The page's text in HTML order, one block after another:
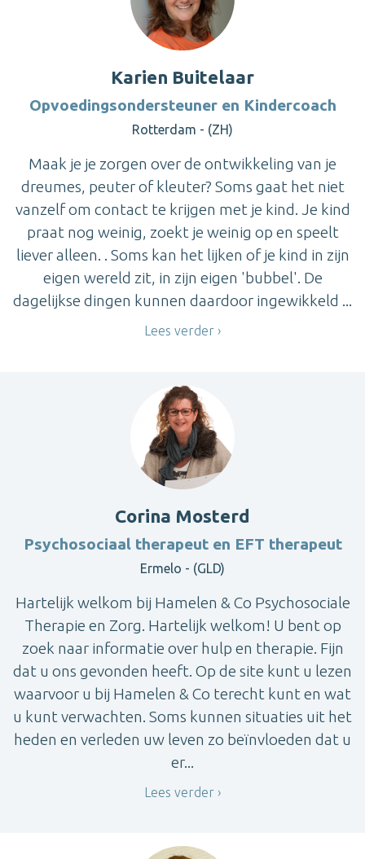
Karien Buitelaar
Opvoedingsondersteuner en Kindercoach
Rotterdam - (ZH)
Maak je je zorgen over de ontwikkeling van je
dreumes, peuter of kleuter? Soms gaat het niet
vanzelf om contact te krijgen met je kind. Je kind
praat nog weinig, zoekt je weinig op en speelt
liever alleen. . Soms kan het lijken of je kind in zijn
eigen wereld zit, in zijn eigen 'bubbel'. De
dagelijkse dingen kunnen daardoor ingewikkeld ...
Lees verder
Corina Mosterd
Psychosociaal therapeut en EFT therapeut
Ermelo - (GLD)
Hartelijk welkom bij Hamelen & Co Psychosociale
Therapie en Zorg. Hartelijk welkom! U bent op
zoek naar informatie over hulp en therapie. Fijn
dat u ons gevonden heeft. Op de site kunt u lezen
waarvoor u bij Hamelen & Co terecht kunt en wat
u kunt verwachten. Soms kunnen situaties uit het
heden en verleden uw leven zo beïnvloeden dat u
er...
Lees verder